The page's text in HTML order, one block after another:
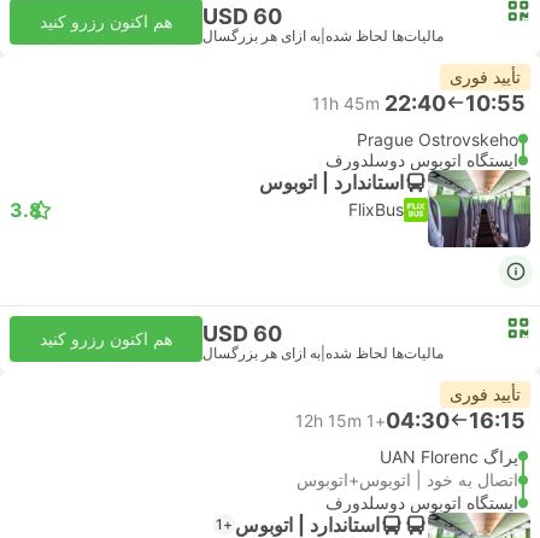
USD 60
مالیات‌ها لحاظ شده به ازای هر بزرگسال
هم اکنون رزرو کنید
تأیید فوری
10:55
22:40
11h 45m
Prague Ostrovskeho
ایستگاه اتوبوس دوسلدورف
استاندارد | اتوبوس
FlixBus
3.8
USD 60
مالیات‌ها لحاظ شده به ازای هر بزرگسال
هم اکنون رزرو کنید
تأیید فوری
16:15
04:30
+1
12h 15m
پراگ UAN Florenc
اتصال به خود | اتوبوس+اتوبوس
ایستگاه اتوبوس دوسلدورف
استاندارد | اتوبوس +1